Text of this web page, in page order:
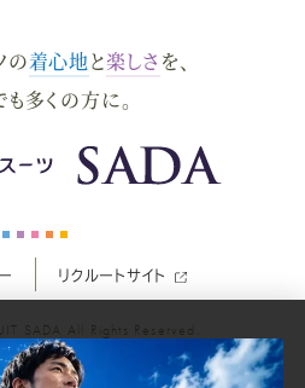
ス
ー
ー
ス
ー
ツ
SADA
ー
ス
ツ
SADA
ス
ツ
SADA
の着心地と楽しさ を、
も多くの方に。
リクルートサイト
SADA All Rights Reserved.